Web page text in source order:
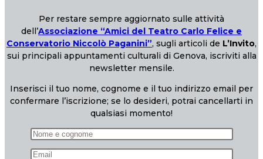
Per restare sempre aggiornato sulle attività
dell’Associazione “Amici del Teatro Carlo Felice e
Conservatorio Niccolò Paganini”, sugli articoli de L’Invito,
sui principali appuntamenti culturali di Genova, iscriviti alla
newsletter mensile.
Inserisci il tuo nome, cognome e il tuo indirizzo email per
confermare l’iscrizione; se lo desideri, potrai cancellarti in
qualsiasi momento!